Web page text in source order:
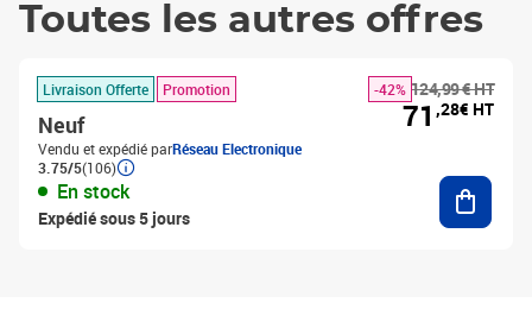
Toutes les autres offres
Livraison Offerte Promotion
Neuf
Vendu et expédié parRéseau Electronique
3.75/5(106)
En stock
Expédié sous 5 jours
124,99 € HT
-42%
71 ,28€ HT